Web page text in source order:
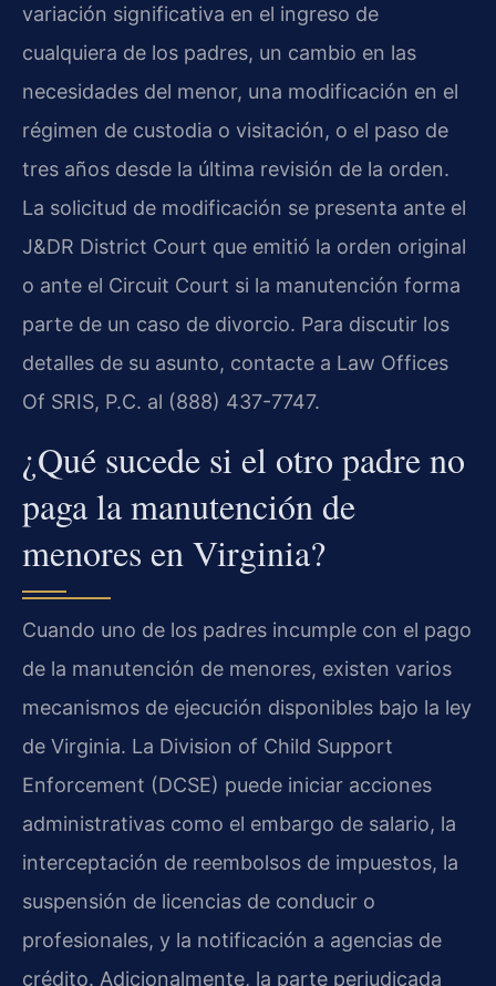
variación significativa en el ingreso de
cualquiera de los padres, un cambio en las
necesidades del menor, una modificación en el
régimen de custodia o visitación, o el paso de
tres años desde la última revisión de la orden.
La solicitud de modificación se presenta ante el
J&DR District Court que emitió la orden original
o ante el Circuit Court si la manutención forma
parte de un caso de divorcio. Para discutir los
detalles de su asunto, contacte a Law Offices
Of SRIS, P.C. al (888) 437-7747.
¿Qué sucede si el otro padre no
paga la manutención de
menores en Virginia?
Cuando uno de los padres incumple con el pago
de la manutención de menores, existen varios
mecanismos de ejecución disponibles bajo la ley
de Virginia. La Division of Child Support
Enforcement (DCSE) puede iniciar acciones
administrativas como el embargo de salario, la
interceptación de reembolsos de impuestos, la
suspensión de licencias de conducir o
profesionales, y la notificación a agencias de
crédito. Adicionalmente, la parte perjudicada